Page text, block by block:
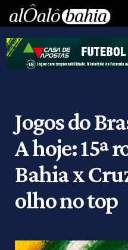
Jogos do
A hoje: 15ª
Bahia x
olho no top